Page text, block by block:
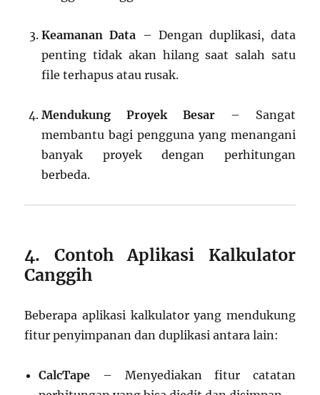
Keamanan Data – Dengan duplikasi, data
penting tidak akan hilang saat salah satu
file terhapus atau rusak.
Mendukung Proyek Besar – Sangat
membantu bagi pengguna yang menangani
banyak proyek dengan perhitungan
berbeda.
4. Contoh Aplikasi Kalkulator
Canggih
Beberapa aplikasi kalkulator yang mendukung
fitur penyimpanan dan duplikasi antara lain:
CalcTape – Menyediakan fitur catatan